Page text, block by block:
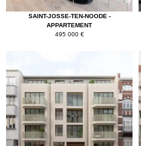
SAINT-JOSSE-TEN-NOODE -
APPARTEMENT
495 000 €